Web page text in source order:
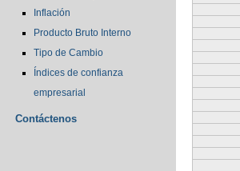
Inflación
Producto Bruto Interno
Tipo de Cambio
Índices de confianza
empresarial
Contáctenos